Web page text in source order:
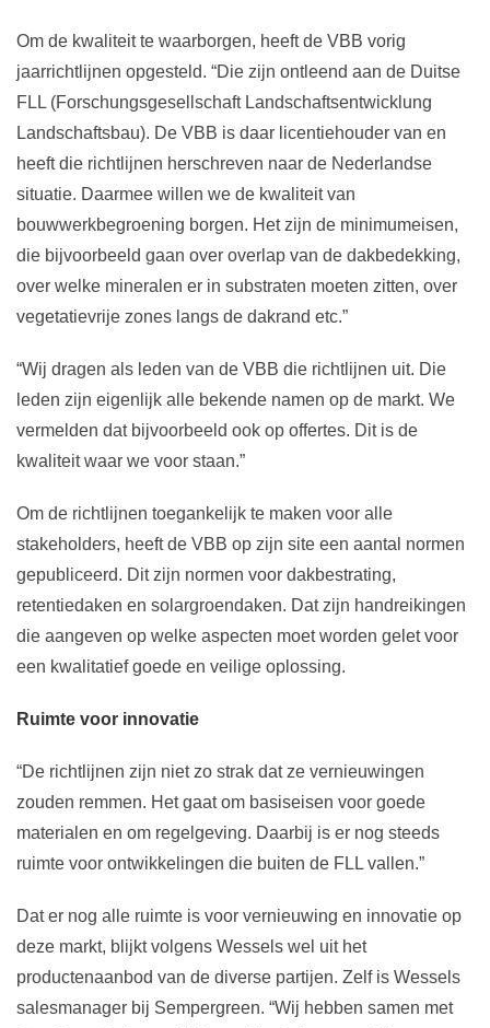
Om de kwaliteit te waarborgen, heeft de VBB vorig
jaarrichtlijnen opgesteld. “Die zijn ontleend aan de Duitse
FLL (Forschungsgesellschaft Landschaftsentwicklung
Landschaftsbau). De VBB is daar licentiehouder van en
heeft die richtlijnen herschreven naar de Nederlandse
situatie. Daarmee willen we de kwaliteit van
bouwwerkbegroening borgen. Het zijn de minimumeisen,
die bijvoorbeeld gaan over overlap van de dakbedekking,
over welke mineralen er in substraten moeten zitten, over
vegetatievrije zones langs de dakrand etc.”
“Wij dragen als leden van de VBB die richtlijnen uit. Die
leden zijn eigenlijk alle bekende namen op de markt. We
vermelden dat bijvoorbeeld ook op offertes. Dit is de
kwaliteit waar we voor staan.”
Om de richtlijnen toegankelijk te maken voor alle
stakeholders, heeft de VBB op zijn site een aantal normen
gepubliceerd. Dit zijn normen voor dakbestrating,
retentiedaken en solargroendaken. Dat zijn handreikingen
die aangeven op welke aspecten moet worden gelet voor
een kwalitatief goede en veilige oplossing.
Ruimte voor innovatie
“De richtlijnen zijn niet zo strak dat ze vernieuwingen
zouden remmen. Het gaat om basiseisen voor goede
materialen en om regelgeving. Daarbij is er nog steeds
ruimte voor ontwikkelingen die buiten de FLL vallen.”
Dat er nog alle ruimte is voor vernieuwing en innovatie op
deze markt, blijkt volgens Wessels wel uit het
productenaanbod van de diverse partijen. Zelf is Wessels
salesmanager bij Sempergreen. “Wij hebben samen met